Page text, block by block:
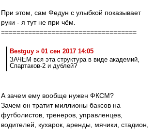
При этом, сам Федун с улыбкой показывает
руки - я тут не при чём.
===================================
Bestguy » 01 сен 2017 14:05
ЗАЧЕМ вся эта структура в виде академий,
Спартаков-2 и дублей?
А зачем ему вообще нужен ФКСМ?
Зачем он тратит миллионы баксов на
футболистов, тренеров, управленцев,
водителей, кухарок, аренды, мячики, стадион,